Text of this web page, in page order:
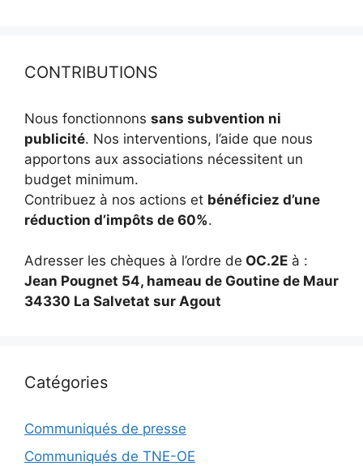
CONTRIBUTIONS
Nous fonctionnons sans subvention ni
publicité. Nos interventions, l’aide que nous
apportons aux associations nécessitent un
budget minimum.
Contribuez à nos actions et bénéficiez d’une
réduction d’impôts de 60%.
Adresser les chèques à l’ordre de OC.2E à :
Jean Pougnet 54, hameau de Goutine de Maur
34330 La Salvetat sur Agout
Catégories
Communiqués de presse
Communiqués de TNE-OE